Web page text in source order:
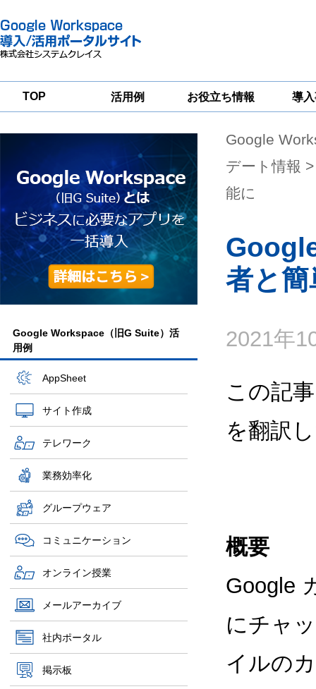
TOP 活用例 お役立ち情報
一
導
グループウェア
移行支援
Google
Workspace
セキュリティ
対策サービス
Google Workspace（旧G Suite）活
用例
AppSheet
サイト作成
テレワーク
業務効率化
グループウェア
コミュニケーション
オンライン授業
メールアーカイブ
社内ポータル
掲示板
Google
デート情報
能に
者と
2021年
この記
を翻訳
概要
Google
にチャ
イルの